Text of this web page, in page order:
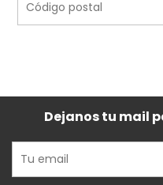
Dejanos tu mail